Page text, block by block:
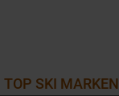
TOP SKI MARKEN